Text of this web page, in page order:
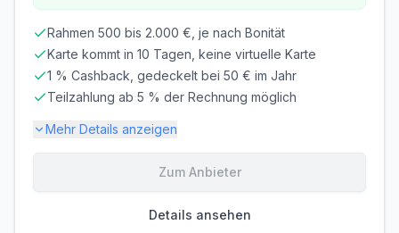
Rahmen 500 bis 2.000 €, je nach Bonität
Karte kommt in 10 Tagen, keine virtuelle Karte
1 % Cashback, gedeckelt bei 50 € im Jahr
Teilzahlung ab 5 % der Rechnung möglich
Mehr Details anzeigen
Kostenlos
Zum Anbieter
Details ansehen